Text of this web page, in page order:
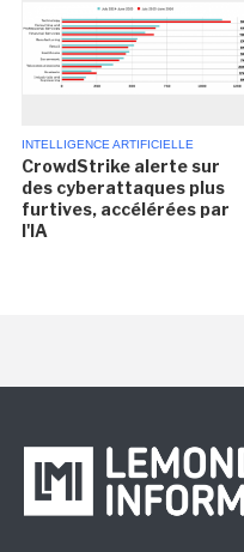
INTELLIGENCE ARTIFICIELLE
CrowdStrike alerte sur
des cyberattaques plus
furtives, accélérées par
l'IA